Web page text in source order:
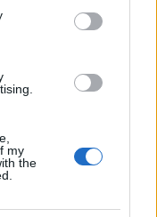
my
the
όσο και στο